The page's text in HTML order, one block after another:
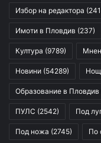
Избор на редактора
Имоти в Пловдив (237)
Култура (9789)
Новини (54289)
Образование в Пловдив
ПУЛС (2542) Под
Под ножа (2745) По